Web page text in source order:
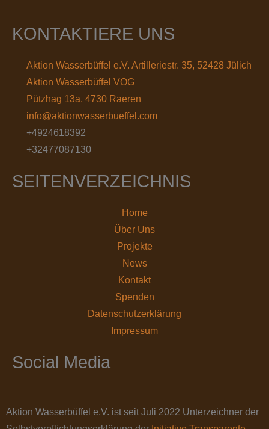
KONTAKTIERE UNS
Aktion Wasserbüffel e.V. Artilleriestr. 35, 52428 Jülich
Aktion Wasserbüffel VOG
Pützhag 13a, 4730 Raeren
info@aktionwasserbueffel.com
+4924618392
+32477087130
SEITENVERZEICHNIS
Home
Über Uns
Projekte
News
Kontakt
Spenden
Datenschutz­erklärung
Impressum
Social Media
Aktion Wasserbüffel e.V. ist seit Juli 2022 Unterzeichner der